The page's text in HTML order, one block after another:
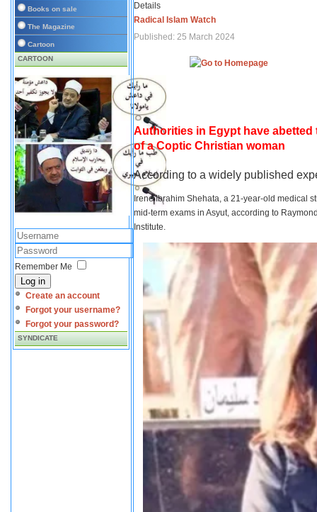
Books on sale
The Magazine
Cartoon
CARTOON
Remember Me
Log in
Create an account
Forgot your username?
Forgot your password?
SYNDICATE
Details
Radical Islam Watch
Published: 25 March 2024
Authorities in Egypt have
of a Coptic Christian woman
According to a widely published
Irene Ibrahim Shehata, a 21-year-old medical
mid-term exams in Asyut, according to
Institute.